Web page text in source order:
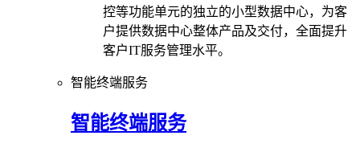
控等功能单元的独立的小型数据中心，为客
户提供数据中心整体产品及交付，全面提升
客户IT服务管理水平。
智能终端服务
智能终端服务